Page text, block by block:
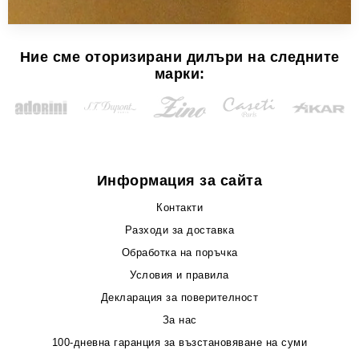
Ние сме оторизирани дилъри на следните
марки:
Информация за сайта
Контакти
Разходи за доставка
Обработка на поръчка
Условия и правила
Декларация за поверителност
За нас
100-дневна гаранция за възстановяване на суми